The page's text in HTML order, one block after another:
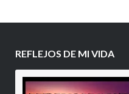
REFLEJOS DE MI VIDA